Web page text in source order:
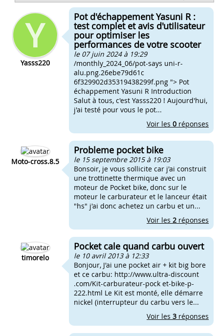
Echange pocket bike contre
Je donne pocket bike
Yasss220
Pot d'échappement Yasuni R :
test complet et avis d'utilisateur
pour optimiser les
performances de votre scooter
le 07 juin 2024 à 19:29
/monthly_2024_06/pot-says uni-r-
alu.png.26ebe79d61c
6f329902d35319438299f.png "> Pot
échappement Yasuni R Introduction
Salut à tous, c'est Yasss220 ! Aujourd'hui,
j'ai testé pour vous le pot...
Voir les 0 réponses
Moto-cross.8.5
Probleme pocket bike
le 15 septembre 2015 à 19:03
Bonsoir, je vous sollicite car j'ai construit
une trottinette thermique avec un
moteur de Pocket bike, donc sur le
moteur le carburateur et le lanceur était
"hs" j'ai donc achetez un carbu et un...
Voir les 2 réponses
timorelo
Pocket cale quand carbu ouvert
le 10 avril 2013 à 12:33
Bonjour, J'ai une pocket air + kit big bore
et ce carbu: http://www.ultra-discount
.com/Kit-carburateur-pock et-bike-p-
222.html Le Kit est monté, elle démarre
nickel (interrupteur du carbu vers le...
Voir les 3 réponses